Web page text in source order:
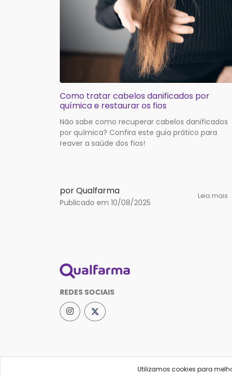
Como tratar cabelos danificados por
química e restaurar os fios
Não sabe como recuperar cabelos danificados
por química? Confira este guia prático para
reaver a saúde dos fios!
por Qualfarma
Publicado em 10/08/2025
Leia mais
REDES SOCIAIS
Utilizamos cookies para